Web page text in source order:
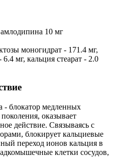
амлодипина 10 мг
моногидрат - 171.4 мг,
мг, кальция стеарат - 2.0
- блокатор медленных
оказывает
действие. Связываясь с
блокирует кальциевые
переход ионов кальция в
клетки сосудов,